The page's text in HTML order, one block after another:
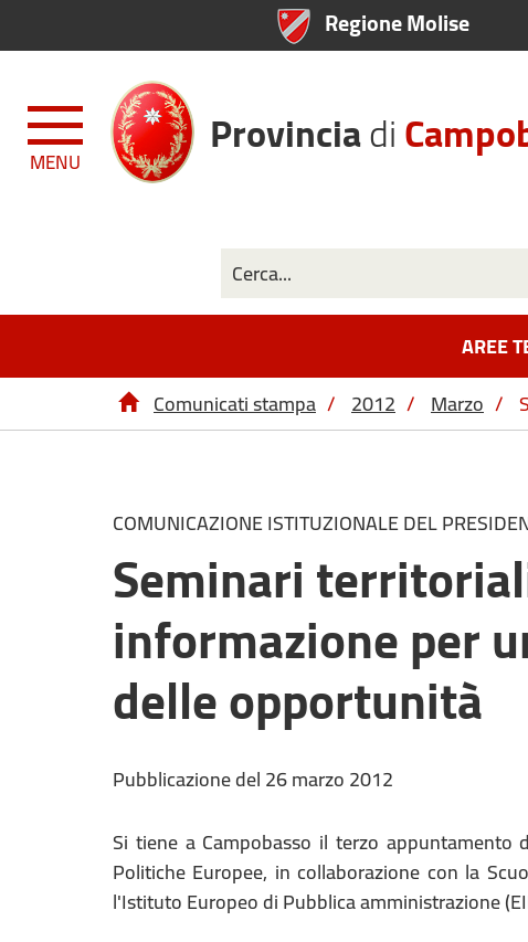
Regione Molise
MENU Provinciadi
AREE
Comunicati stampa / 2012 / Marzo /
COMUNICAZIONE ISTITUZIONALE DEL
Seminari
informazione per
delle opportunità
Pubblicazione del 26 marzo 2012
Si tiene a Campobasso il terzo
Politiche Europee, in collaborazione con la
l'Istituto Europeo di Pubblica amministrazione